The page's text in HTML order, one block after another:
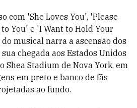
com 'She Loves You', 'Please
You' e 'I Want to Hold Your
musical narra a ascensão dos
chegada aos Estados Unidos
Shea Stadium de Nova York, em
em preto e banco de fãs
ao fundo.